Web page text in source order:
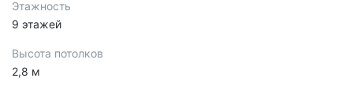
Этажность
9 этажей
Высота потолков
2,8 м